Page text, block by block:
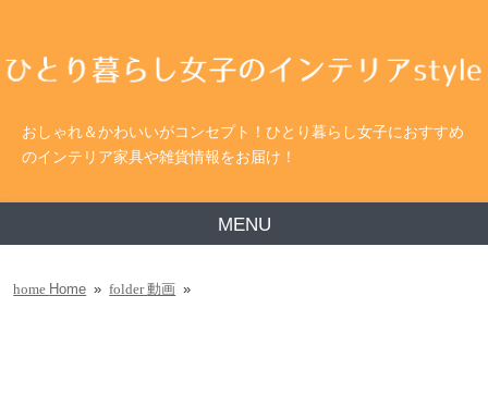
おしゃれ＆かわいいがコンセプト！ひとり暮らし女子におすすめ
のインテリア家具や雑貨情報をお届け！
MENU
home Home » folder動画 »